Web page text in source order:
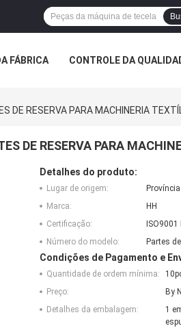
FÁBRICA CONTROLE DA
DE RESERVA PARA MACHINERIA
DE RESERVA PARA
Detalhes do produto:
Lugar de origem:
Marca:
HH
Certificação:
ISO9001
Número do modelo:
Partes
Condições de Pagamento e
Quantidade de ordem mínima:
Preço:
By
Detalhes da embalagem:
1